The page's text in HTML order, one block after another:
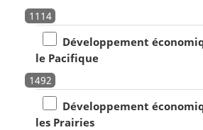
1114
Développement
le Pacifique
1492
Développement
les Prairies